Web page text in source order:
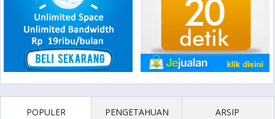
POPULER PENGETAHUAN ARSIP